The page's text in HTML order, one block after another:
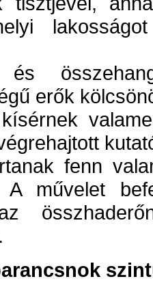
és
erők
fenn
A művelet